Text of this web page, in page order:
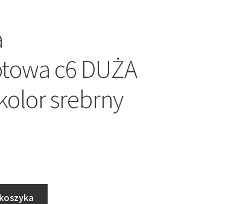
c6 DUŻA
srebrny